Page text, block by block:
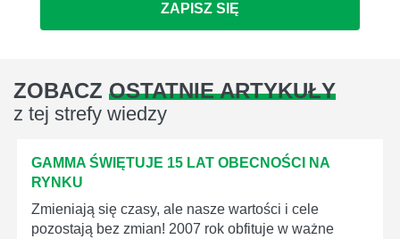
ZAPISZ SIĘ
ZOBACZ OSTATNIE ARTYKUŁY
z tej strefy wiedzy
GAMMA ŚWIĘTUJE 15 LAT OBECNOŚCI NA
RYNKU
Zmieniają się czasy, ale nasze wartości i cele
pozostają bez zmian! 2007 rok obfituje w ważne